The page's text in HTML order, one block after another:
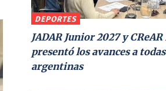
DEPORTES
JADAR Junior 2027 y
presentó los avances a
argentinas